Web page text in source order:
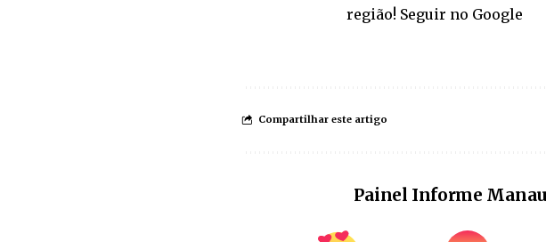
região! Seguir no Google
Compartilhar este artigo
Painel Informe